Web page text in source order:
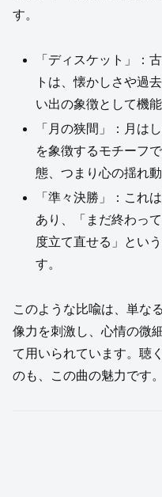
す。
「ディスケット」：
トは、懐かしさや過
い出の象徴として機能
「月の狭間」：月は
を象徴するモチーフ
態、つまり心の揺れ
「準々決勝」：これ
あり、「まだ終わっ
度立て直せる」とい
す。
このような比喩は、単な
像力を刺激し、心情の微
て用いられています。聴
のも、この曲の魅力です。